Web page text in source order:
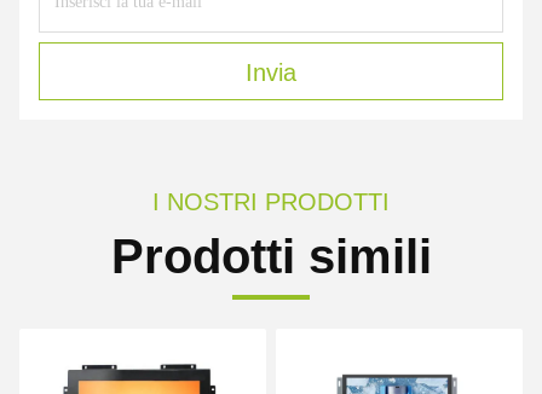
Invia
I NOSTRI PRODOTTI
Prodotti simili